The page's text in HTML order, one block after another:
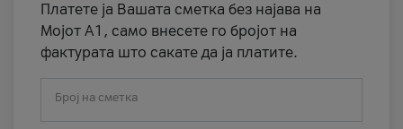
Платете ја Вашата сметка без најава на
Мојот А1, само внесете го бројот на
фактурата што сакате да ја платите.
Број на сметка